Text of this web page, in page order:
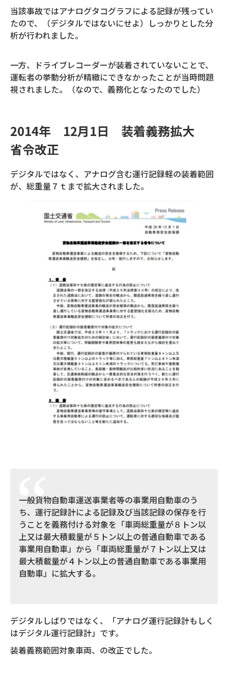
当該事故ではアナログタコグラフによる記録が残ってい
たので、（デジタルではないにせよ）しっかりとした分
析が行われました。
一方、ドライブレコーダーが装着されていないことで、
運転者の挙動分析が精緻にできなかったことが当時問題
視されました。（なので、義務化となったのでした）
2014年 12月1日 装着義務拡大
省令改正
デジタルではなく、アナログ含む運行記録軽の装着範囲
が、総重量７ｔまで拡大されました。
一般貨物自動車運送事業者等の事業用自動車のう
ち、運行記録計による記録及び当該記録の保存を行
うことを義務付ける対象を「車両総重量が８トン以
上又は最大積載量が５トン以上の普通自動車である
事業用自動車」から「車両総重量が７トン以上又は
最大積載量が４トン以上の普通自動車である事業用
自動車」に拡大する。
デジタルしばりではなく、「アナログ運行記録計もしく
はデジタル運行記録計」です。
装着義務範囲対象車両、の改正でした。